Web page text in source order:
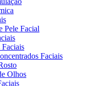
Pele Facial
Faciais
Faciais
Olhos